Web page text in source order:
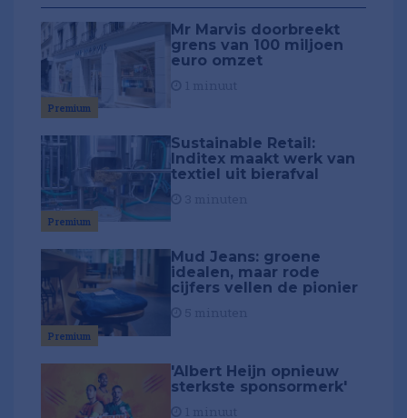
Premium
Mr Marvis doorbreekt
grens van 100 miljoen
euro omzet
Premium
Sustainable Retail:
Inditex maakt werk van
textiel uit bierafval
Premium
Mud Jeans: groene
idealen, maar rode
cijfers vellen de pionier
'Albert Heijn opnieuw
sterkste sponsormerk'